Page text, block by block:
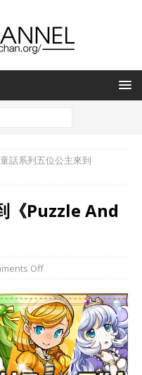
童話系列五位公主來到
《Puzzle And
Off